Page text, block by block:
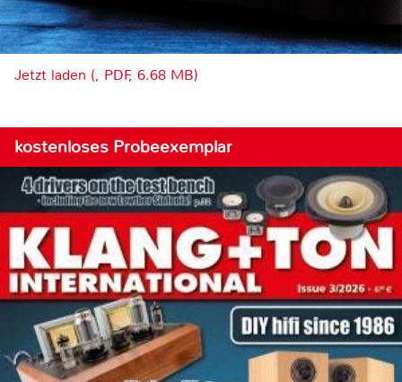
Jetzt laden (, PDF, 6.68 MB)
kostenloses Probeexemplar